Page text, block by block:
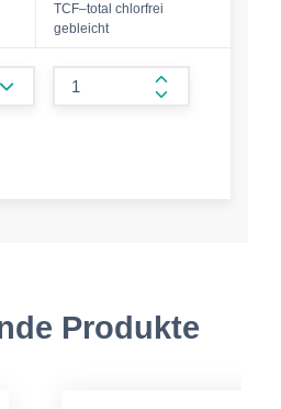
TCF–total chlorfrei
gebleicht
form.increase-
Produkte